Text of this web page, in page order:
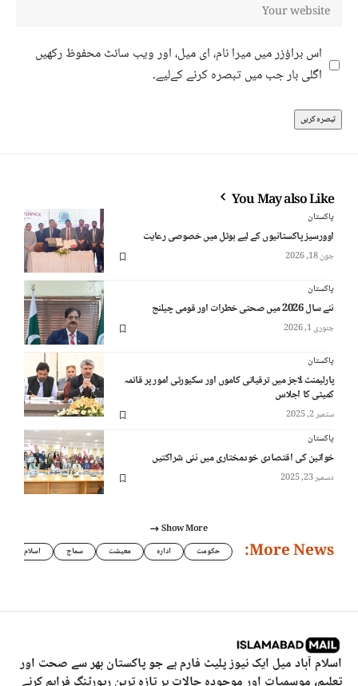
اس براؤزر میں میرا نام، ای میل، اور ویب سائٹ محفوظ رکھیں
اگلی بار جب میں تبصرہ کرنے کےلیے۔
You May also Like
پاکستان
اوورسیز پاکستانیوں کے لیے ہوٹل میں خصوصی رعایت
جون 18, 2026
پاکستان
نئے سال 2026 میں صحتی خطرات اور قومی چیلنج
جنوری 1, 2026
پاکستان
پارلیمنٹ لاجز میں ترقیاتی کاموں اور سکیورٹی امور پر قائمہ
کمیٹی کا اجلاس
ستمبر 2, 2025
پاکستان
خواتین کی اقتصادی خودمختاری میں نئی شراکتیں
دسمبر 23, 2025
Show More
More News: حکومت ادارہ معیشت سماج اسلام
اسلام آباد میل ایک نیوز پلیٹ فارم ہے جو پاکستان بھر سے صحت اور